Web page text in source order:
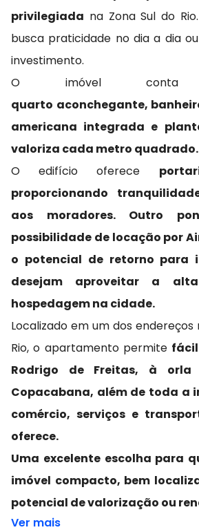
privilegiada na Zona Sul do
busca praticidade no dia a dia
investimento.
O imóvel
quarto aconchegante,
americana integrada e
valoriza cada metro quadrado.
O edifício oferece
proporcionando
aos moradores. Outro
possibilidade de locação por
o potencial de retorno para
desejam aproveitar a
hospedagem na cidade.
Localizado em um dos endereços
Rio, o apartamento permite
Rodrigo de Freitas, à
Copacabana, além de toda a
comércio, serviços e
oferece.
Uma excelente escolha para
imóvel compacto, bem
potencial de valorização ou
Ver mais